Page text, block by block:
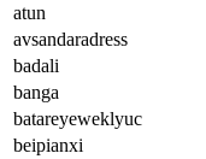
atun
avsandaradress
badali
banga
batareyeweklyuc
beipianxi